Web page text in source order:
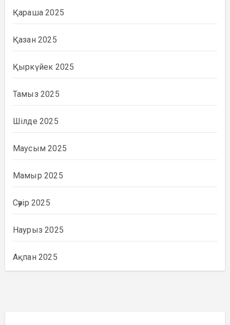
Қараша 2025
Қазан 2025
Қыркүйек 2025
Тамыз 2025
Шілде 2025
Маусым 2025
Мамыр 2025
Сәуір 2025
Наурыз 2025
Ақпан 2025